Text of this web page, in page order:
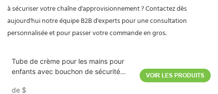
à sécuriser votre chaîne d'approvisionnement ? Contactez dès
aujourd'hui notre équipe B2B d'experts pour une consultation
personnalisée et pour passer votre commande en gros.
Tube de crème pour les mains pour
enfants avec bouchon de sécurité
de $
VOIR LES PRODUITS